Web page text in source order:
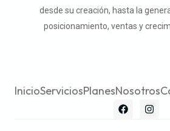
desde su creación, hasta la
posicionamiento, ventas y
InicioServiciosPlanesNosotros